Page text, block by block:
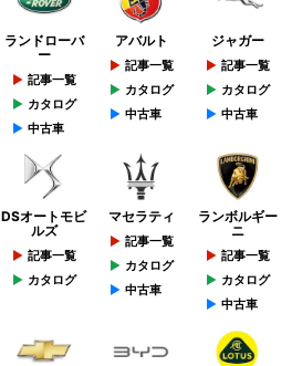
ランドローバ
ー
記事一覧
カタログ
中古車
アバルト
記事一覧
カタログ
中古車
ジャガー
記事一覧
カタログ
中古車
DSオートモビ
ルズ
記事一覧
カタログ
マセラティ
記事一覧
カタログ
中古車
ランボルギー
ニ
記事一覧
カタログ
中古車